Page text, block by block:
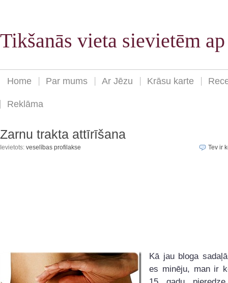
Tikšanās vieta sievietēm
Home Par mums Ar Jēzu Krāsu karte
Reklāma
Zarnu trakta attīrīšana
Ievietots: veselības profilakse Tev ir
Kā jau bloga
es minēju, man ir